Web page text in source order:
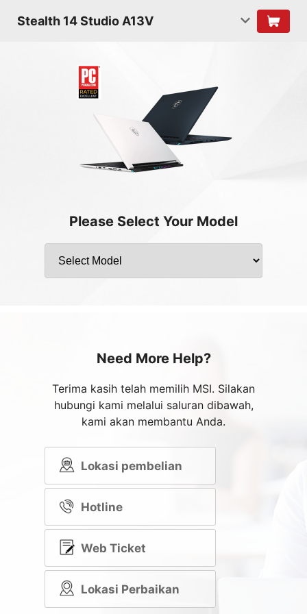
Stealth 14 Studio A13V
Please Select Your Model
Need More Help?
Terima kasih telah memilih MSI. Silakan
hubungi kami melalui saluran dibawah,
kami akan membantu Anda.
Lokasi pembelian
Hotline
Web Ticket
Lokasi Perbaikan